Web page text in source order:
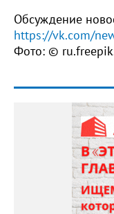
Обсуждение
https://vk.com/
Фото: ©